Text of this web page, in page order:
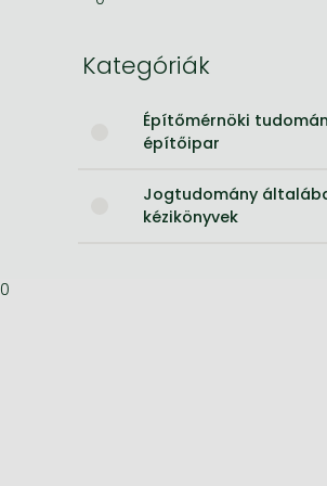
One-Punch Man manga
Kategóriák
Építőmérnöki
építőipar
Jogtudomány
kézikönyvek
0